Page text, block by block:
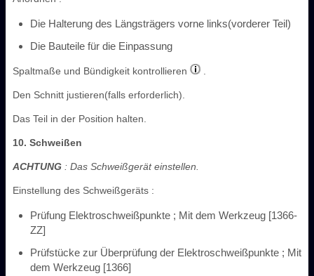
Die Halterung des Längsträgers vorne links(vorderer Teil)
Die Bauteile für die Einpassung
Spaltmaße und Bündigkeit kontrollieren
Den Schnitt justieren(falls erforderlich).
Das Teil in der Position halten.
10. Schweißen
ACHTUNG : Das Schweißgerät einstellen.
Einstellung des Schweißgeräts :
Prüfung Elektroschweißpunkte ; Mit dem Werkzeug [1366-
ZZ]
Prüfstücke zur Überprüfung der Elektroschweißpunkte ; Mit
dem Werkzeug [1366]